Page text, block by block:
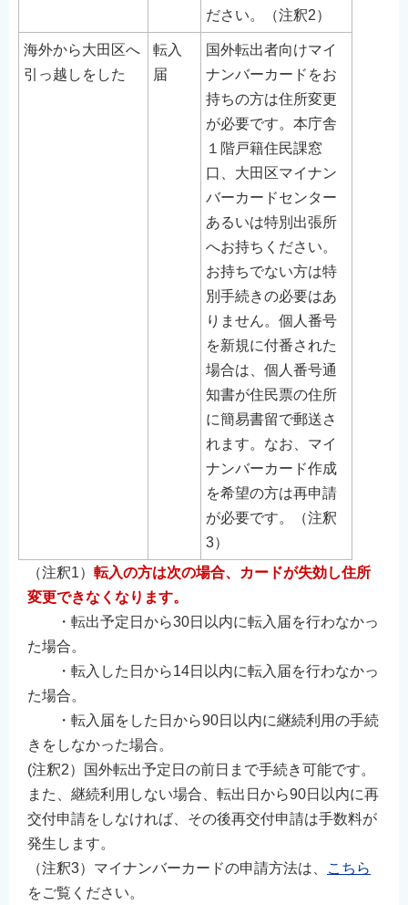
ださい。（注釈2）
海外から大田区へ
引っ越しをした
転入
届
国外転出者向けマイ
ナンバーカードをお
持ちの方は住所変更
が必要です。本庁舎
１階戸籍住民課窓
口、大田区マイナン
バーカードセンター
あるいは特別出張所
へお持ちください。
お持ちでない方は特
別手続きの必要はあ
りません。個人番号
を新規に付番された
場合は、個人番号通
知書が住民票の住所
に簡易書留で郵送さ
れます。なお、マイ
ナンバーカード作成
を希望の方は再申請
が必要です。（注釈
3）
（注釈1） 転入の方は次の場合、カードが失効し住所
変更できなくなります。
・転出予定日から30日以内に転入届を行わなかっ
た場合。
・転入した日から14日以内に転入届を行わなかっ
た場合。
・転入届をした日から90日以内に継続利用の手続
きをしなかった場合。
(注釈2）国外転出予定日の前日まで手続き可能です。
また、継続利用しない場合、転出日から90日以内に再
交付申請をしなければ、その後再交付申請は手数料が
発生します。
（注釈3）マイナンバーカードの申請方法は、
こちら
をご覧ください。